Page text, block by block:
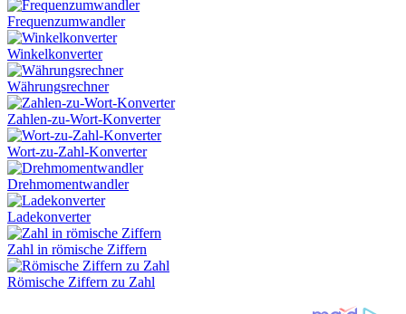
Frequenzumwandler
Winkelkonverter
Währungsrechner
Zahlen-zu-Wort-Konverter
Wort-zu-Zahl-Konverter
Drehmomentwandler
Ladekonverter
Zahl in römische Ziffern
Römische Ziffern zu Zahl